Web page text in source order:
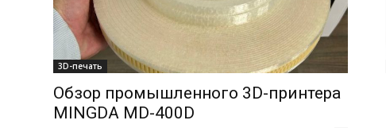
3D-печать
Обзор промышленного 3D-принтера
MINGDA MD-400D